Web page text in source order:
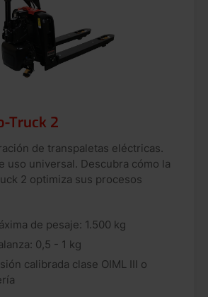
Truck 2
de transpaletas eléctricas.
uso universal. Descubra cómo la
2 optimiza sus procesos
de pesaje: 1.500 kg
0,5 - 1 kg
calibrada clase OIML III o